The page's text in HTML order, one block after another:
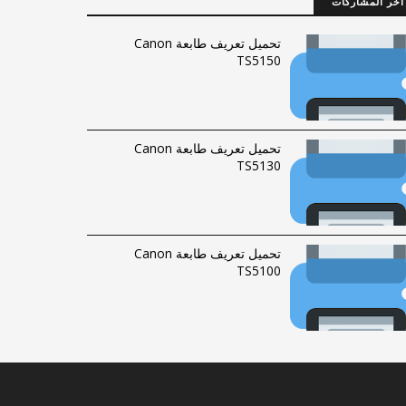
تحميل تعريف طابعة Canon
TS5150
تحميل تعريف طابعة Canon
TS5130
تحميل تعريف طابعة Canon
TS5100